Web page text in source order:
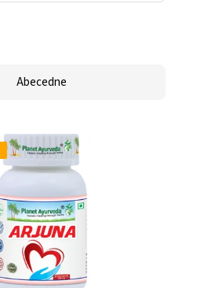
Abecedne